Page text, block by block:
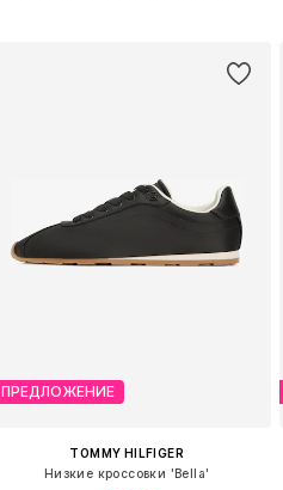
ПРЕДЛОЖЕНИЕ
TOMMY HILFIGER
Низкие кроссовки 'Bella'